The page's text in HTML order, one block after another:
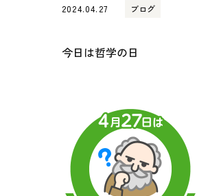
ブログ
2024.04.27
今日は哲学の日